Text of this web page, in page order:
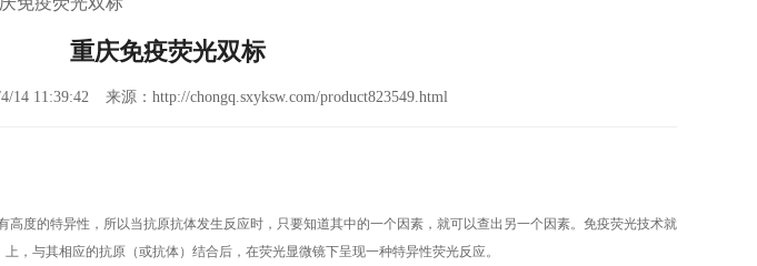
重庆免疫荧光双标
14 11:39:42 来源：http://chongq.sxyksw.com/product823549.html
度的特异性，所以当抗原抗体发生反应时，只要知道其中的一个因素，就可以查出另一个因素。免疫荧光技术就
，与其相应的抗原（或抗体）结合后，在荧光显微镜下呈现一种特异性荧光反应。